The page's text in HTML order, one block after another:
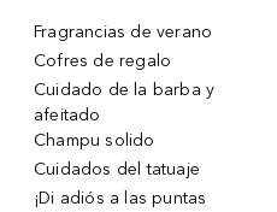
Fragrancias de verano
Cofres de regalo
Cuidado de la barba y
afeitado
Champu solido
Cuidados del tatuaje
¡Di adiós a las puntas